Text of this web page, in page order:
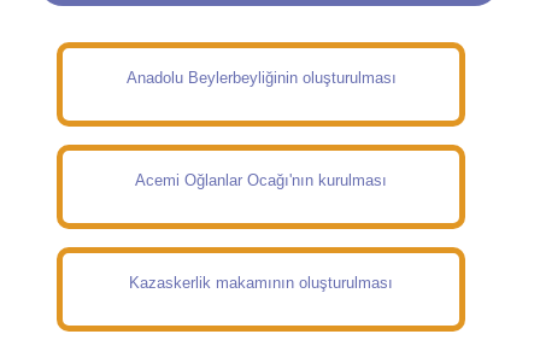
Anadolu Beylerbeyliğinin oluşturulması
Acemi Oğlanlar Ocağı'nın kurulması
Kazaskerlik makamının oluşturulması